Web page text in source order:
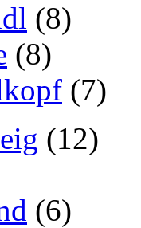
(8)
(8)
(7)
(12)
(6)